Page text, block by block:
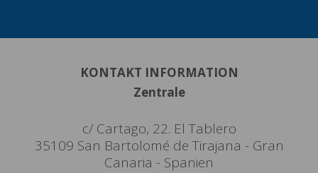
KONTAKT INFORMATION
Zentrale
c/ Cartago, 22. El Tablero
35109 San Bartolomé de Tirajana - Gran
Canaria - Spanien